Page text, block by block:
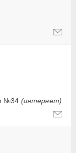
№34 (интернет)